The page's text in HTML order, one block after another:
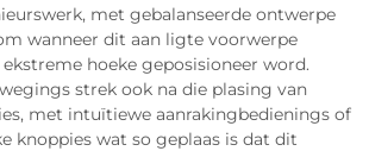
met gebalanseerde ontwerpe
wanneer dit aan ligte voorwerpe
hoeke geposisioneer word.
strek ook na die plasing van
met intuïtiewe aanrakingbedienings of
knoppies wat so geplaas is dat dit